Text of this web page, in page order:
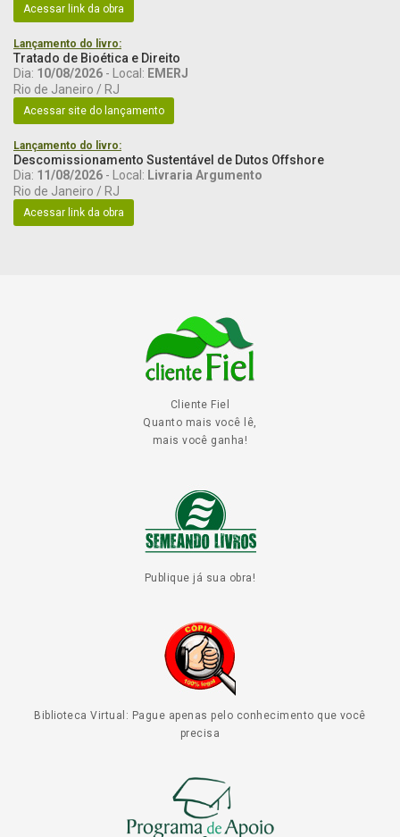
Acessar link da obra
Lançamento do livro:
Tratado de Bioética e Direito
Dia: 10/08/2026 - Local: EMERJ
Rio de Janeiro / RJ
Acessar site do lançamento
Lançamento do livro:
Descomissionamento Sustentável de Dutos Offshore
Dia: 11/08/2026 - Local: Livraria Argumento
Rio de Janeiro / RJ
Acessar link da obra
Cliente Fiel
Quanto mais você lê,
mais você ganha!
Publique já sua obra!
Biblioteca Virtual: Pague apenas pelo conhecimento que você
precisa